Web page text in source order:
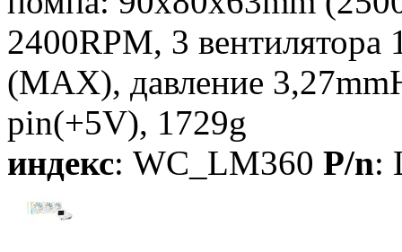
2400RPM, 3
(MAX), давление
pin(+5V), 1729g
индекс: WC_LM360 P/n: